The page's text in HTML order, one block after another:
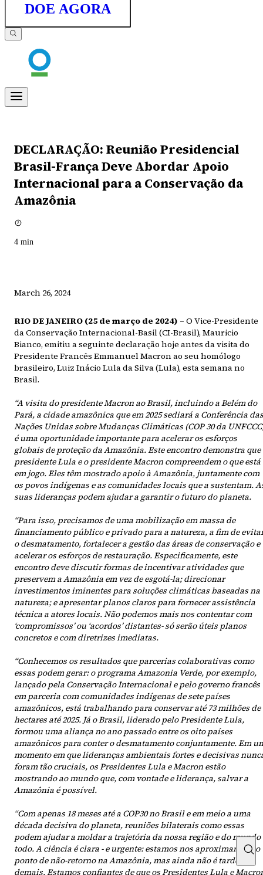
DOE AGORA
DECLARAÇÃO: Reunião Presidencial
Brasil-França Deve Abordar Apoio
Internacional para a Conservação da
Amazônia
4 min
March 26, 2024
RIO DE JANEIRO (25 de março de 2024) – O Vice-Presidente
da Conservação Internacional-Basil (CI-Brasil), Mauricio
Bianco, emitiu a seguinte declaração hoje antes da visita do
Presidente Francês Emmanuel Macron ao seu homólogo
brasileiro, Luiz Inácio Lula da Silva (Lula), esta semana no
Brasil.
“A visita do presidente Macron ao Brasil, incluindo a Belém do
Pará, a cidade amazônica que em 2025 sediará a Conferência das
Nações Unidas sobre Mudanças Climáticas (COP 30 da
é uma oportunidade importante para acelerar os esforços
globais de proteção da Amazônia. Este encontro demonstra que
presidente Lula e o presidente Macron compreendem o que está
em jogo. Eles têm mostrado apoio à Amazônia, juntamente com
os povos indígenas e as comunidades locais que a sustentam.
suas lideranças podem ajudar a garantir o futuro do planeta.
“Para isso, precisamos de uma mobilização em massa de
financiamento público e privado para a natureza, a fim de
o desmatamento, fortalecer a gestão das áreas de conservação e
acelerar os esforços de restauração. Especificamente, este
encontro deve discutir formas de incentivar atividades que
preservem a Amazônia em vez de esgotá-la; direcionar
investimentos iminentes para soluções climáticas baseadas na
natureza; e apresentar planos claros para fornecer assistência
técnica a atores locais. Não podemos mais nos contentar com
‘compromissos’ ou ‘acordos’ distantes- só serão úteis planos
concretos e com diretrizes imediatas.
“Conhecemos os resultados que parcerias colaborativas como
essas podem gerar: o programa Amazonia Verde, por exemplo,
lançado pela Conservação Internacional e pelo governo francês
em parceria com comunidades indígenas de sete países
amazônicos, está trabalhando para conservar até 73 milhões de
hectares até 2025. Já o Brasil, liderado pelo Presidente Lula,
formou uma aliança no ano passado entre os oito países
amazônicos para conter o desmatamento conjuntamente. Em
momento em que lideranças ambientais fortes e decisivas
foram tão cruciais, os Presidentes Lula e Macron estão
mostrando ao mundo que, com vontade e liderança, salvar a
Amazônia é possível.
“Com apenas 18 meses até a COP30 no Brasil e em meio a uma
década decisiva do planeta, reuniões bilaterais como essas
podem ajudar a moldar a trajetória da nossa região e do mundo
todo. A ciência é clara - e urgente: estamos nos aproximando do
ponto de não-retorno na Amazônia, mas ainda não é tarde
demais. Estamos confiantes de que os Presidentes Lula e